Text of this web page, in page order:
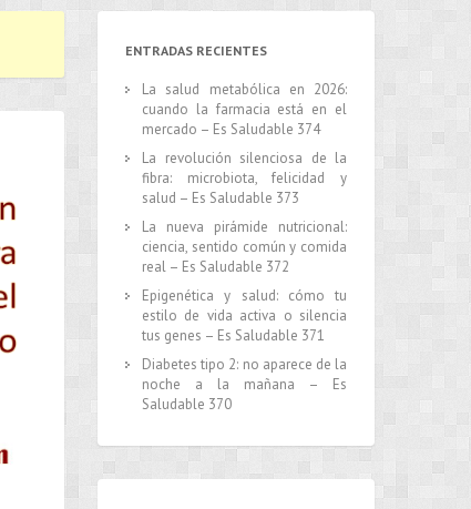
ENTRADAS RECIENTES
La salud metabólica en 2026:
cuando la farmacia está en el
mercado – Es Saludable 374
La revolución silenciosa de la
fibra: microbiota, felicidad y
salud – Es Saludable 373
La nueva pirámide nutricional:
ciencia, sentido común y comida
real – Es Saludable 372
Epigenética y salud: cómo tu
estilo de vida activa o silencia
tus genes – Es Saludable 371
Diabetes tipo 2: no aparece de la
noche a la mañana – Es
Saludable 370